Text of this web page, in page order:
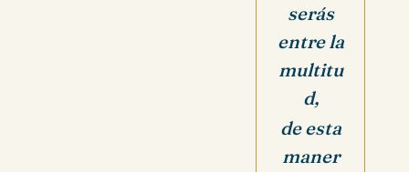
serás
entre la
multitu
d,
de esta
maner